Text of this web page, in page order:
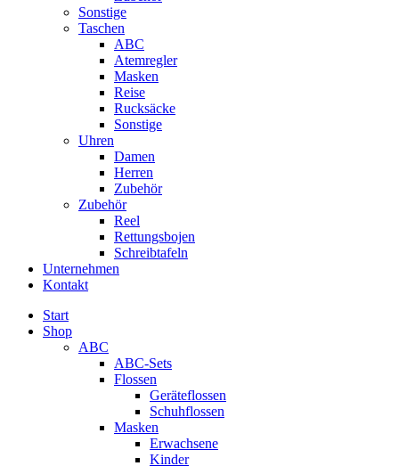
Sonstige
Taschen
ABC
Atemregler
Masken
Reise
Rucksäcke
Sonstige
Uhren
Damen
Herren
Zubehör
Zubehör
Reel
Rettungsbojen
Schreibtafeln
Unternehmen
Kontakt
Start
Shop
ABC
ABC-Sets
Flossen
Geräteflossen
Schuhflossen
Masken
Erwachsene
Kinder